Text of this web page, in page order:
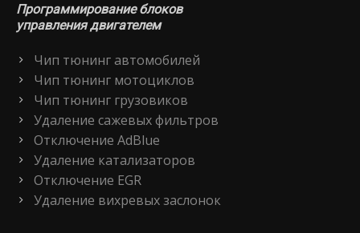
Программирование блоков
управления двигателем
Чип тюнинг автомобилей
Чип тюнинг мотоциклов
Чип тюнинг грузовиков
Удаление сажевых фильтров
Отключение AdBlue
Удаление катализаторов
Отключение EGR
Удаление вихревых заслонок